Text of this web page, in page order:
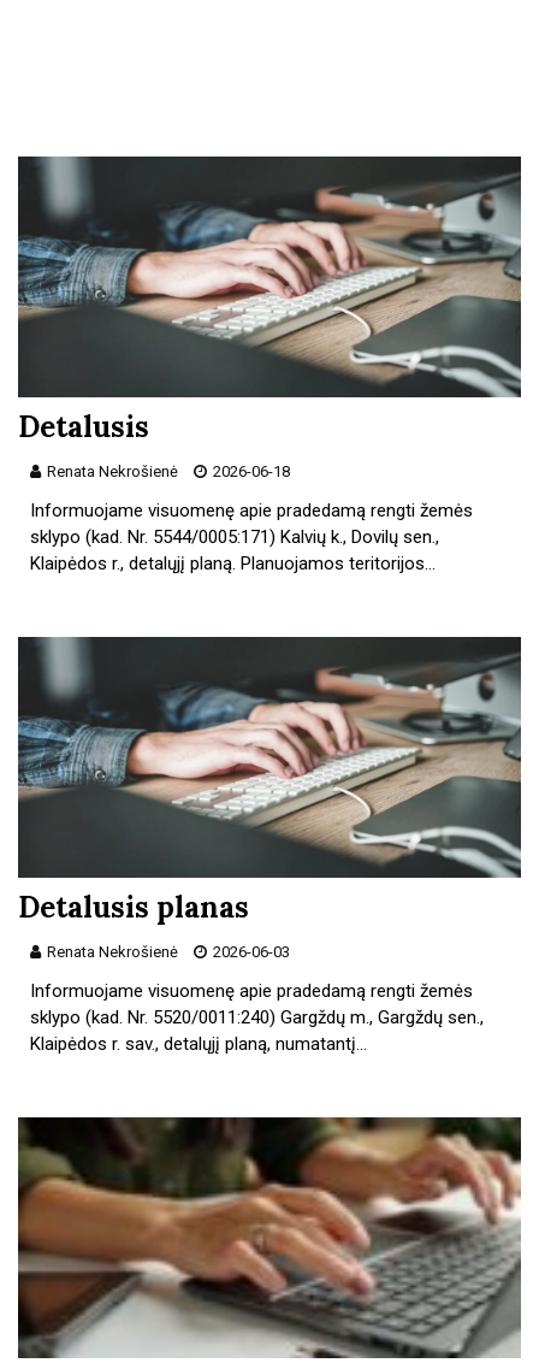
Detalusis
Renata Nekrošienė 2026-06-18
Informuojame visuomenę apie pradedamą rengti žemės
sklypo (kad. Nr. 5544/0005:171) Kalvių k., Dovilų sen.,
Klaipėdos r., detalųjį planą. Planuojamos teritorijos…
Detalusis planas
Renata Nekrošienė 2026-06-03
Informuojame visuomenę apie pradedamą rengti žemės
sklypo (kad. Nr. 5520/0011:240) Gargždų m., Gargždų sen.,
Klaipėdos r. sav., detalųjį planą, numatantį…